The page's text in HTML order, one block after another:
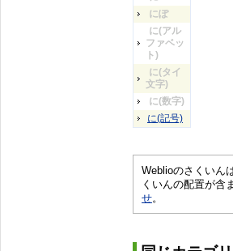
にぽ
に(アル
ファベッ
ト)
に(タイ
文字)
に(数字)
に(記号)
Weblioのさくいん
くいんの配置が含
せ。